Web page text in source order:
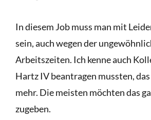
In diesem Job muss man mit
sein, auch wegen der
Arbeitszeiten. Ich kenne auch
Hartz IV beantragen mussten,
mehr. Die meisten möchten das
zugeben.